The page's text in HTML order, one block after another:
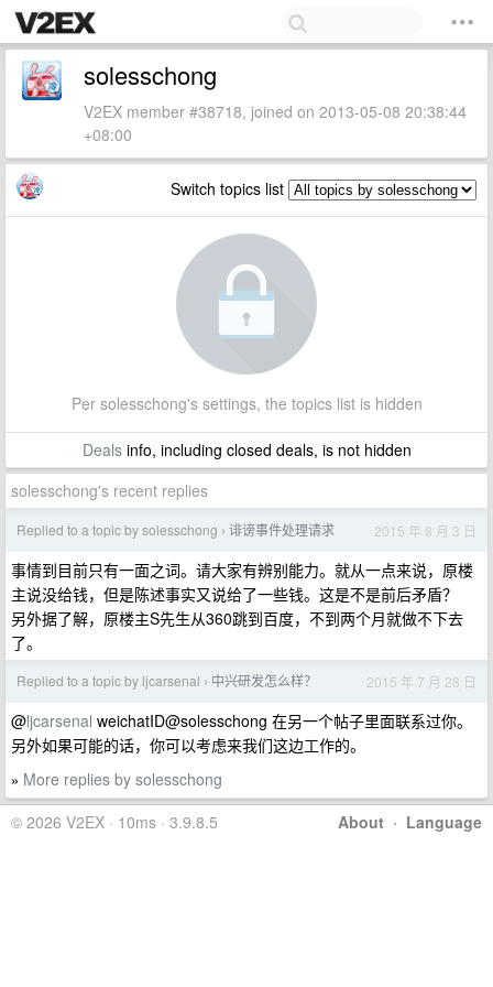
solesschong
V2EX member #38718, joined on 2013-05-08 20:38:44
+08:00
Switch topics list
Per solesschong's settings, the topics list is hidden
Dealsinfo, including closed deals, is not hidden
solesschong's recent replies
Replied to a topic by solesschong › 诽谤事件处理请求 2015 年 8 月 3 日
事情到目前只有一面之词。请大家有辨别能力。就从一点来说，原楼
主说没给钱，但是陈述事实又说给了一些钱。这是不是前后矛盾？
另外据了解，原楼主S先生从360跳到百度，不到两个月就做不下去
了。
Replied to a topic by ljcarsenal › 中兴研发怎么样？ 2015 年 7 月 28 日
@ljcarsenal weichatID@solesschong 在另一个帖子里面联系过你。
另外如果可能的话，你可以考虑来我们这边工作的。
» More replies by solesschong
About · Language
© 2026 V2EX · 10ms · 3.9.8.5